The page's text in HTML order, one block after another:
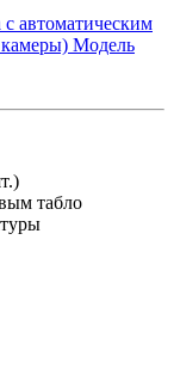
автоматическим
камеры) Модель
табло